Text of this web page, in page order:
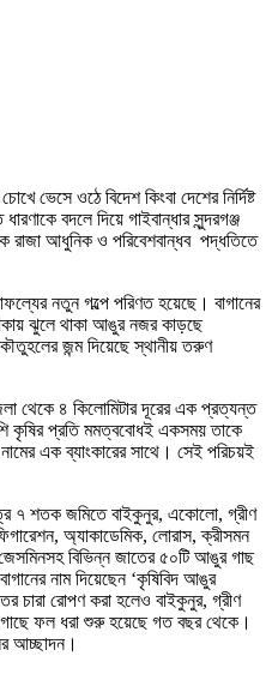
ভেসে ওঠে বিদেশ কিংবা দেশের নির্দিষ্ট
বদলে দিয়ে গাইবান্ধার সুন্দরগঞ্জ
রাজা আধুনিক ও পরিবেশবান্ধব পদ্ধতিতে
নতুন গল্পে পরিণত হয়েছে। বাগানের
ঝুলে থাকা আঙুর নজর কাড়ছে
জন্ম দিয়েছে স্থানীয় তরুণ
থেকে ৪ কিলোমিটার দূরের এক প্রত্যন্ত
কৃষির প্রতি মমত্ববোধই একসময় তাকে
এক ব্যাংকারের সাথে। সেই পরিচয়ই
৭ শতক জমিতে বাইকুনুর, একোলো, গ্রীণ
অ্যাকাডেমিক, লোরাস, ক্রীসমন
বিভিন্ন জাতের ৫০টি আঙুর গাছ
নাম দিয়েছেন ‘কৃষিবিদ আঙুর
চারা রোপণ করা হলেও বাইকুনুর, গ্রীণ
ফল ধরা শুরু হয়েছে গত বছর থেকে।
আচ্ছাদন।